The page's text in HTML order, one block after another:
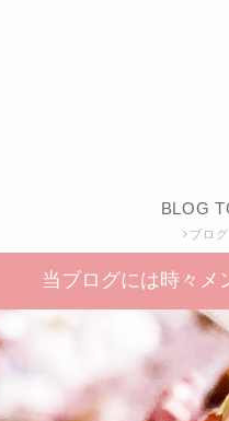
BLOG
ブログ
当ブログには時々メ